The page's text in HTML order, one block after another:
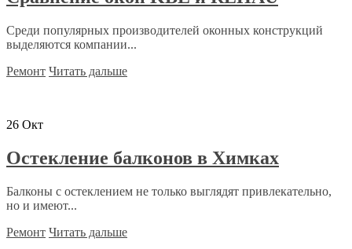
Среди популярных производителей оконных конструкций
выделяются компании...
Ремонт Читать дальше
26 Окт
Остекление балконов в Химках
Балконы с остеклением не только выглядят привлекательно,
но и имеют...
Ремонт Читать дальше